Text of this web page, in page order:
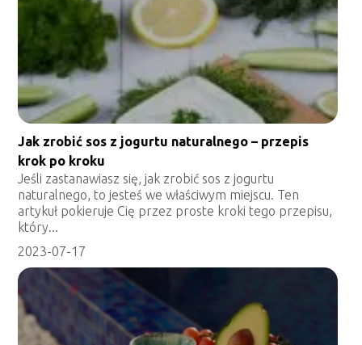
Jak zrobić sos z jogurtu naturalnego – przepis
krok po kroku
Jeśli zastanawiasz się, jak zrobić sos z jogurtu
naturalnego, to jesteś we właściwym miejscu. Ten
artykuł pokieruje Cię przez proste kroki tego przepisu,
który...
2023-07-17